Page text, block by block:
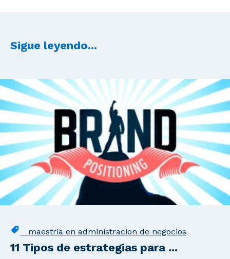
Sigue leyendo...
maestria en administracion de negocios
11 Tipos de estrategias para ...